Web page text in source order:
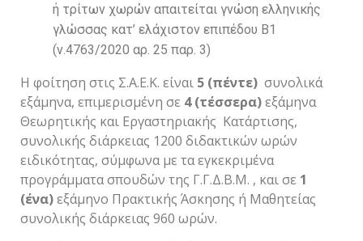
ή τρίτων χωρών απαιτείται γνώση ελληνικής
γλώσσας κατ’ ελάχιστον επιπέδου Β1
(ν.4763/2020 αρ. 25 παρ. 3)
Η φοίτηση στις Σ.Α.Ε.Κ. είναι 5 (πέντε) συνολικά
εξάμηνα, επιμερισμένη σε 4 (τέσσερα)εξάμηνα
Θεωρητικής και Εργαστηριακής Κατάρτισης,
συνολικής διάρκειας 1200 διδακτικών ωρών
ειδικότητας, σύμφωνα με τα εγκεκριμένα
προγράμματα σπουδών της Γ.Γ.Δ.Β.Μ. , και σε 1
(ένα)εξάμηνο Πρακτικής Άσκησης ή Μαθητείας
συνολικής διάρκειας 960 ωρών.